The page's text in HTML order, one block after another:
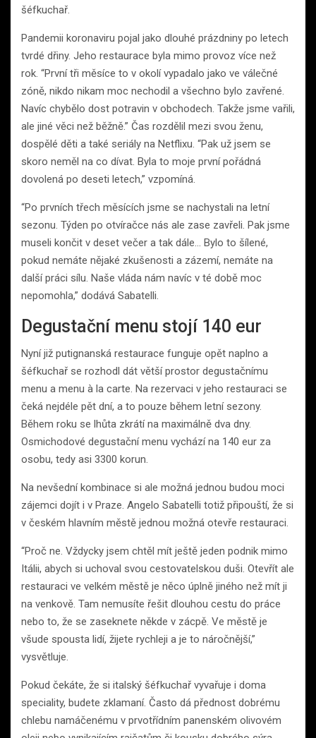
šéfkuchař.
Pandemii koronaviru pojal jako dlouhé prázdniny po letech
tvrdé dřiny. Jeho restaurace byla mimo provoz více než
rok. “První tři měsíce to v okolí vypadalo jako ve válečné
zóně, nikdo nikam moc nechodil a všechno bylo zavřené.
Navíc chybělo dost potravin v obchodech. Takže jsme vařili,
ale jiné věci než běžně.” Čas rozdělil mezi svou ženu,
dospělé děti a také seriály na Netflixu. “Pak už jsem se
skoro neměl na co dívat. Byla to moje první pořádná
dovolená po deseti letech,” vzpomíná.
“Po prvních třech měsících jsme se nachystali na letní
sezonu. Týden po otvíračce nás ale zase zavřeli. Pak jsme
museli končit v deset večer a tak dále… Bylo to šílené,
pokud nemáte nějaké zkušenosti a zázemí, nemáte na
další práci sílu. Naše vláda nám navíc v té době moc
nepomohla,” dodává Sabatelli.
Degustační menu stojí 140 eur
Nyní již putignanská restaurace funguje opět naplno a
šéfkuchař se rozhodl dát větší prostor degustačnímu
menu a menu à la carte. Na rezervaci v jeho restauraci se
čeká nejdéle pět dní, a to pouze během letní sezony.
Během roku se lhůta zkrátí na maximálně dva dny.
Osmichodové degustační menu vychází na 140 eur za
osobu, tedy asi 3300 korun.
Na nevšední kombinace si ale možná jednou budou moci
zájemci dojít i v Praze. Angelo Sabatelli totiž připouští, že si
v českém hlavním městě jednou možná otevře restauraci.
“Proč ne. Vždycky jsem chtěl mít ještě jeden podnik mimo
Itálii, abych si uchoval svou cestovatelskou duši. Otevřít ale
restauraci ve velkém městě je něco úplně jiného než mít ji
na venkově. Tam nemusíte řešit dlouhou cestu do práce
nebo to, že se zaseknete někde v zácpě. Ve městě je
všude spousta lidí, žijete rychleji a je to náročnější,”
vysvětluje.
Pokud čekáte, že si italský šéfkuchař vyvařuje i doma
speciality, budete zklamaní. Často dá přednost dobrému
chlebu namáčenému v prvotřídním panenském olivovém